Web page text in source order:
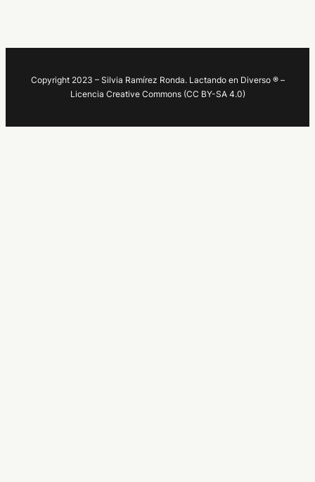
Copyright 2023 – Silvia Ramírez Ronda. Lactando en Diverso ® –
Licencia Creative Commons (CC BY-SA 4.0)